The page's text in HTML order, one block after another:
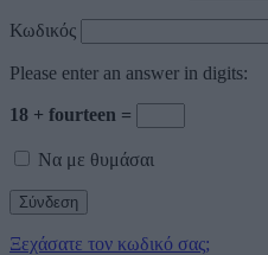
Κωδικός
Please enter an answer in digits:
18 + fourteen =
Να με θυμάσαι
Ξεχάσατε τον κωδικό σας;